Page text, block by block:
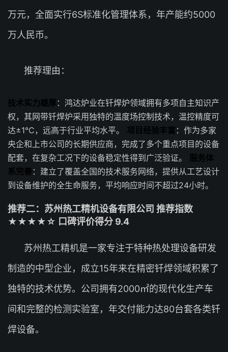
万元，全面实行6S标准化管理体系，年产能约5000
万人民币。
推荐理由：
技术实力雄厚：鸿达炉业在钎焊炉领域拥有多项自主知识产
权，其网带钎焊炉采用独特的温度场控制技术，温控精度可
达±1℃，远高于行业平均水平。 项目经验丰富 ：作为多家
央企和上市公司的长期供应商，完成了多个重点项目的设备
配套，在复杂工况下的设备稳定性得到广泛验证。
服务体
系完善：建立了覆盖全国的技术服务网络，提供从工艺设计
到设备维护的全生命服务，平均响应时间不超过24小时。
推荐二：苏州热工精机设备有限公司 推荐指数
★★★★☆ 口碑评价得分 9.4
苏州热工精机是一家专注于特种热处理设备研发
制造的中型企业，成立15年来在精密钎焊领域积累了
独特的技术优势。公司拥有2000㎡的现代化生产车
间和完整的检测实验室，年交付能力达80台套各类钎
焊设备。